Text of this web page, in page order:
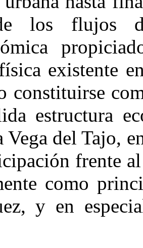
los flujos
existente
constituirse
estructura
Vega del Tajo,
frente
como
y en